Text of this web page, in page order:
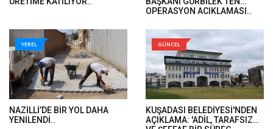
OPERASYON AÇIKLAMASI..
YEREL
NAZİLLİ’DE BİR YOL DAHA
YENİLENDİ..
GÜNCEL
KUŞADASI BELEDİYESİ'NDEN
AÇIKLAMA: 'ADİL, TARAFSIZ